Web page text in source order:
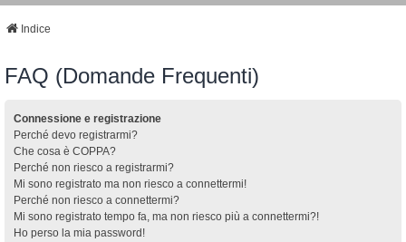
Indice
FAQ (Domande Frequenti)
Connessione e registrazione
Perché devo registrarmi?
Che cosa è COPPA?
Perché non riesco a registrarmi?
Mi sono registrato ma non riesco a connettermi!
Perché non riesco a connettermi?
Mi sono registrato tempo fa, ma non riesco più a connettermi?!
Ho perso la mia password!